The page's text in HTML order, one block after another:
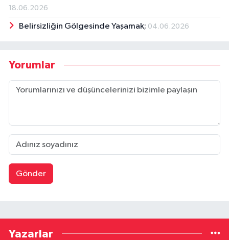
18.06.2026
Belirsizliğin Gölgesinde Yaşamak; 04.06.2026
Yorumlar
Gönder
Yazarlar